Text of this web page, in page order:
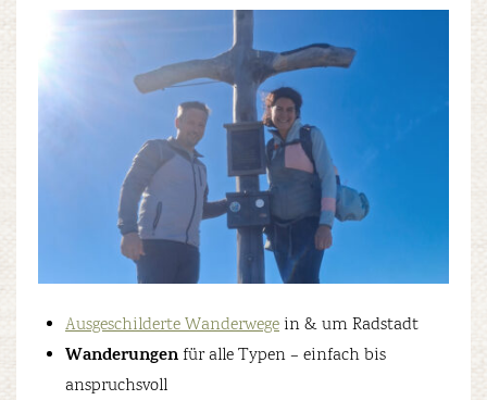
Ausgeschilderte Wanderwege in & um Radstadt
Wanderungenfür alle Typen – einfach bis
anspruchsvoll